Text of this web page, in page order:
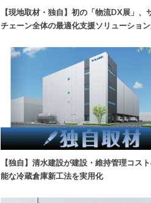
【現地取材・独自】初の「物流DX展」、
チェーン全体の最適化支援ソリューショ
【独自】清水建設が建設・維持管理コス
能な冷蔵倉庫新工法を実用化